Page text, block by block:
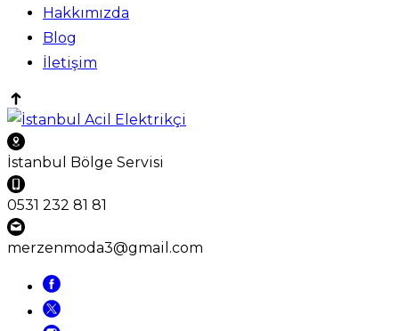
Hakkımızda
Blog
İletişim
İstanbul Bölge Servisi
0531 232 81 81
merzenmoda3@gmail.com